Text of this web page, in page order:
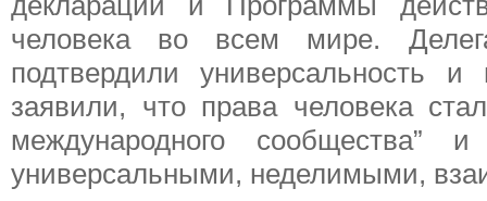
человека во всем мире.
подтвердили универсальность
заявили, что права человека
международного сообщества”
универсальными, неделимыми,